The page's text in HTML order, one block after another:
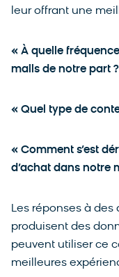
leur offrant une
« À quelle
mails de notre part
« Quel type de
« Comment s’est
d’achat dans notre
Les réponses à
produisent des
peuvent utiliser ce
meilleures